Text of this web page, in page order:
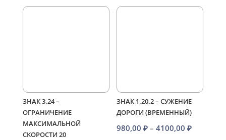
–
ЗНАК 3.24 –
ОГРАНИЧЕНИЕ
МАКСИМАЛЬНОЙ
СКОРОСТИ 20
ЗНАК 1.20.2 – СУЖЕНИЕ
ДОРОГИ (ВРЕМЕННЫЙ)
980,00₽ – 4100,00₽